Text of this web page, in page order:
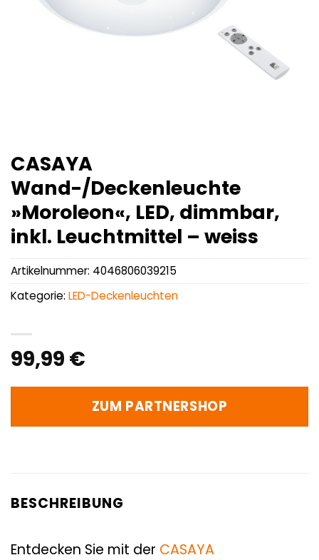
CASAYA
Wand-/Deckenleuchte
»Moroleon«, LED, dimmbar,
inkl. Leuchtmittel – weiss
99,99 €
ZUM PARTNERSHOP
Artikelnummer: 4046806039215
Kategorie: LED-Deckenleuchten
BESCHREIBUNG
Entdecken Sie mit der CASAYA